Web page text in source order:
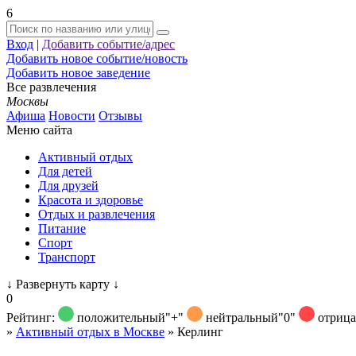
6
Вход | Добавить событие/адрес
Добавить новое событие/новость
Добавить новое заведение
Все развлечения
Москвы
Афиша Новости Отзывы
Меню сайта
Активный отдых
Для детей
Для друзей
Красота и здоровье
Отдых и развлечения
Питание
Спорт
Транспорт
↓ Развернуть карту ↓
0
Рейтинг:
положительный"+" нейтральный"0"
» Активный отдых в Москве » Керлинг